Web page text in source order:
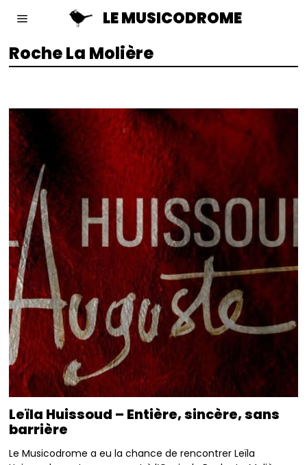
LE MUSICODROME
Roche La Molière
Leïla Huissoud – Entière, sincère, sans
barrière
Le Musicodrome a eu la chance de rencontrer Leïla